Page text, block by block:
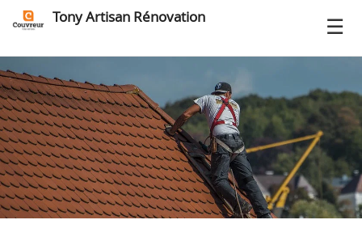
Tony Artisan Rénovation